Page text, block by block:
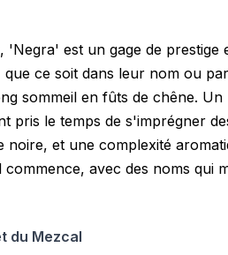
, 'Negra' est un gage de prestige
ce soit dans leur nom ou
sommeil en fûts de chêne. Un
pris le temps de s'imprégner
et une complexité
avec des noms qui
du Mezcal